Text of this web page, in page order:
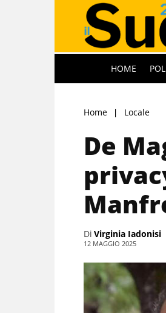
HOME
Home Locale
De
Di Virginia Iadonisi
12 MAGGIO 2025